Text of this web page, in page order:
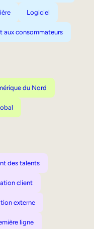
Logiciel
aux consommateurs
du Nord
des talents
client
externe
ligne